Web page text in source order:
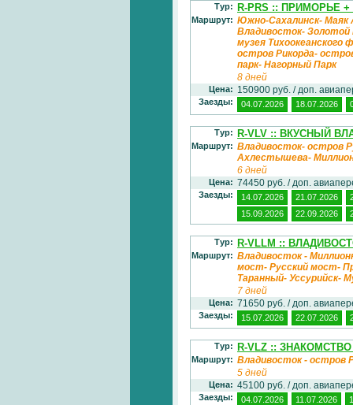
Тур: R-PRS :: ПРИМОРЬЕ
Маршрут: Южно-Сахалинск- Маяк
Владивосток- Золотой
музея
остров Рикорда-
парк- Нагорный Парк
8 дней
Цена: 150900 руб. / доп.
Заезды: 04.07.2026 18.07.2026
Тур: R-VLV :: ВКУСНЫЙ
Маршрут: Владивосток- остров
Ахлестышева-
6 дней
Цена: 74450 руб. / доп.
Заезды: 14.07.2026 21.07.2026
15.09.2026
22.09.2026
Тур: R-VLLM ::
Маршрут: Владивосток -
мост- Русский мост-
Таранный- Уссурийск-
7 дней
Цена: 71650 руб. / доп.
Заезды: 15.07.2026 22.07.2026
Тур: R-VLZ ::
Маршрут: Владивосток - остров
5 дней
Цена: 45100 руб. / доп.
Заезды: 04.07.2026 11.07.2026